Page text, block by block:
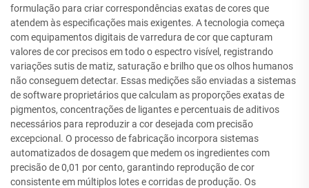
formulação para criar correspondências exatas de cores que
atendem às especificações mais exigentes. A tecnologia começa
com equipamentos digitais de varredura de cor que capturam
valores de cor precisos em todo o espectro visível, registrando
variações sutis de matiz, saturação e brilho que os olhos humanos
não conseguem detectar. Essas medições são enviadas a sistemas
de software proprietários que calculam as proporções exatas de
pigmentos, concentrações de ligantes e percentuais de aditivos
necessários para reproduzir a cor desejada com precisão
excepcional. O processo de fabricação incorpora sistemas
automatizados de dosagem que medem os ingredientes com
precisão de 0,01 por cento, garantindo reprodução de cor
consistente em múltiplos lotes e corridas de produção. Os